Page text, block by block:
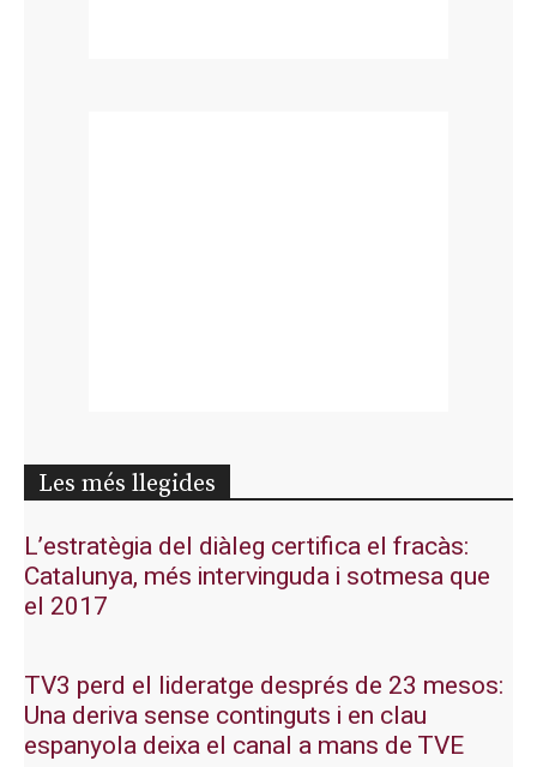
Les més llegides
L’estratègia del diàleg certifica el fracàs:
Catalunya, més intervinguda i sotmesa que
el 2017
TV3 perd el lideratge després de 23 mesos:
Una deriva sense continguts i en clau
espanyola deixa el canal a mans de TVE